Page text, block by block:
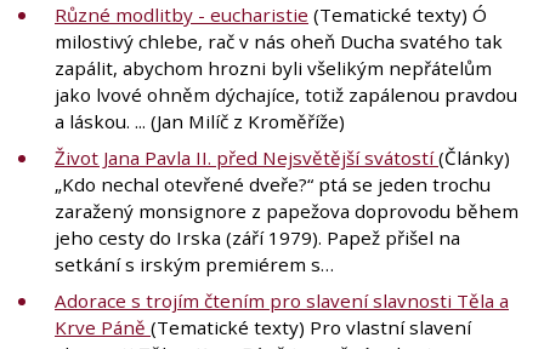
Různé modlitby - eucharistie (Tematické texty) Ó
milostivý chlebe, rač v nás oheň Ducha svatého tak
zapálit, abychom hrozni byli všelikým nepřátelům
jako lvové ohněm dýchajíce, totiž zapálenou pravdou
a láskou. ... (Jan Milíč z Kroměříže)
Život Jana Pavla II. před Nejsvětější svátostí(Články)
„Kdo nechal otevřené dveře?“ ptá se jeden trochu
zaražený monsignore z papežova doprovodu během
jeho cesty do Irska (září 1979). Papež přišel na
setkání s irským premiérem s…
Adorace s trojím čtením pro slavení slavnosti Těla a
Krve Páně (Tematické texty) Pro vlastní slavení